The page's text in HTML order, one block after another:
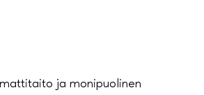
ja monipuolinen